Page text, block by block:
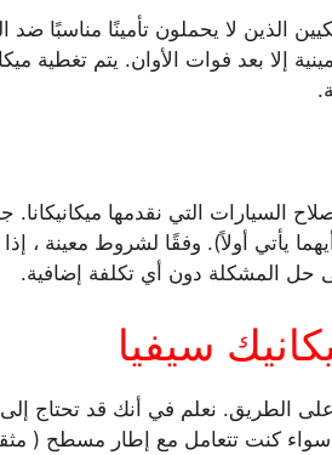
الذين لا يحملون تأمينًا مناسبًا
إلا بعد فوات الأوان. يتم تغطية
التي نقدمها ميكانيكانا.
شهرًا / 12000 ميل (أيهما يأتي أولاً). وفقًا
حل المشكلة دون أي تكلفة إضافية.
سيفيا
الطريق. نعلم في أنك قد تحتاج
سواء كنت تتعامل مع إطار مسطح (